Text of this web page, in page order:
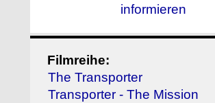
informieren
Filmreihe:
The Transporter
Transporter - The Mission